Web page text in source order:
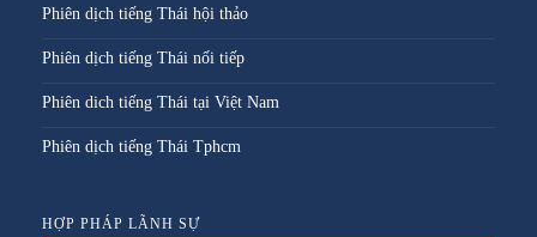
Phiên dịch tiếng Thái hội thảo
Phiên dịch tiếng Thái nối tiếp
Phiên dich tiếng Thái tại Việt Nam
Phiên dịch tiếng Thái Tphcm
HỢP PHÁP LÃNH SỰ